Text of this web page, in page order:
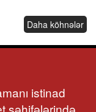
Daha köhnələr
istinad